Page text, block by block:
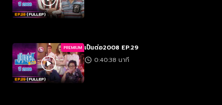
PREMIUM เป็นต่อ2008 EP.29
0:40:38 นาที